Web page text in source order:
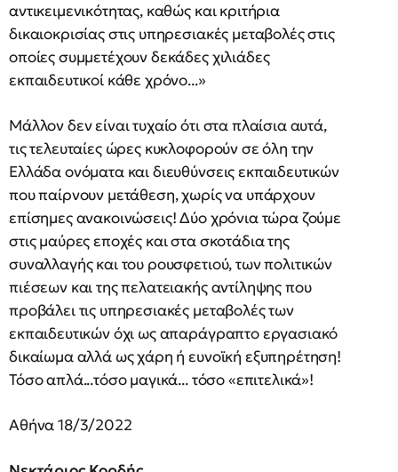
αντικειμενικότητας, καθώς και κριτήρια
δικαιοκρισίας στις υπηρεσιακές μεταβολές στις
οποίες συμμετέχουν δεκάδες χιλιάδες
εκπαιδευτικοί κάθε χρόνο...»
Μάλλον δεν είναι τυχαίο ότι στα πλαίσια αυτά,
τις τελευταίες ώρες κυκλοφορούν σε όλη την
Ελλάδα ονόματα και διευθύνσεις εκπαιδευτικών
που παίρνουν μετάθεση, χωρίς να υπάρχουν
επίσημες ανακοινώσεις! Δύο χρόνια τώρα ζούμε
στις μαύρες εποχές και στα σκοτάδια της
συναλλαγής και του ρουσφετιού, των πολιτικών
πιέσεων και της πελατειακής αντίληψης που
προβάλει τις υπηρεσιακές μεταβολές των
εκπαιδευτικών όχι ως απαράγραπτο εργασιακό
δικαίωμα αλλά ως χάρη ή ευνοϊκή εξυπηρέτηση!
Τόσο απλά...τόσο μαγικά... τόσο «επιτελικά»!
Αθήνα 18/3/2022